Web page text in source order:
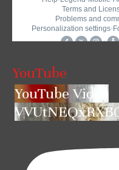
YouTube
YouTube Video